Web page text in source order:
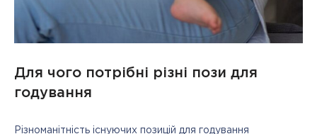
Для чого потрібні різні пози для
годування
Різноманітність існуючих позицій для годування